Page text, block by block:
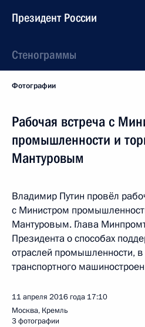
Президент России
Стенограммы
Фотографии
Рабочая встреча с
промышленности и
Мантуровым
Владимир Путин провёл
с Министром
Мантуровым. Глава
Президента о способах
отраслей промышленности, в
транспортного
11 апреля 2016 года 17:10
Москва, Кремль
3 фотографии